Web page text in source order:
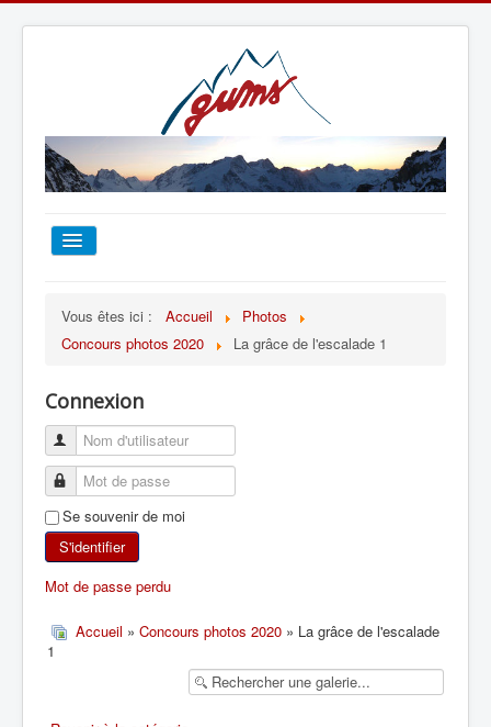
TOUT SUR LE GUMS
ESCALADE
ALPINISME
SKI DE RANDONNÉE
RANDONNÉE SPORTIVE
Vous êtes ici : Accueil
Photos
Concours photos 2020
La grâce de l'escalade 1
Connexion
Se souvenir de moi
S'identifier
Mot de passe perdu
Accueil » Concours photos 2020 » La grâce de l'escalade
1